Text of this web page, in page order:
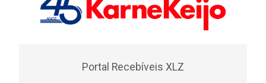
Portal Recebíveis XLZ